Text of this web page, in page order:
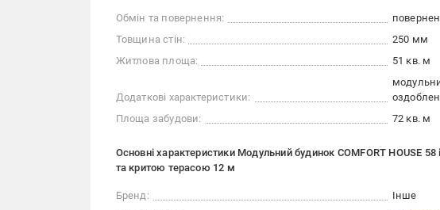
Обмін та повернення:
Товщина стін:
250 мм
Житлова площа:
51 кв. м
Додаткові характеристики:
Площа забудови:
72 кв. м
Основні характеристики Модульний будинок COMFORT HOUSE
та критою терасою 12 м
Бренд:
Інше